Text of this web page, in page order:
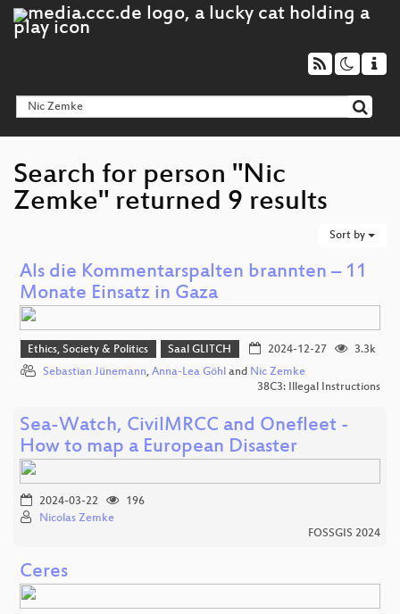
Search for person "Nic
Zemke" returned 9 results
Sort by
Als die Kommentarspalten brannten – 11
Monate Einsatz in Gaza
Ethics, Society & Politics Saal GLITCH 2024-12-27
3.3k
Sebastian Jünemann, Anna-Lea Göhl and Nic Zemke
38C3: Illegal Instructions
Sea-Watch, CivilMRCC and Onefleet -
How to map a European Disaster
2024-03-22
196
Nicolas Zemke
FOSSGIS 2024
Ceres